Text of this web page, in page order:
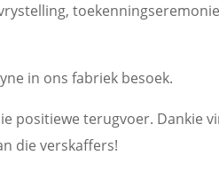
in ons fabriek besoek.
positiewe terugvoer. Dankie
die verskaffers!